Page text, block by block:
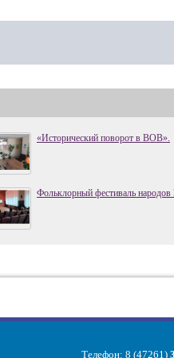
«Исторический поворот в ВОВ».
Фольклорный фестиваль народов
Телефон: 8 (47261)